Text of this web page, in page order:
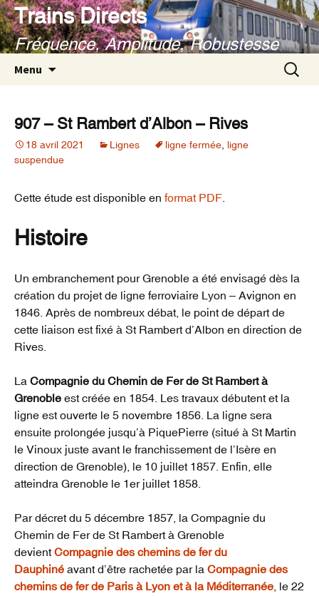
Aller
au
contenu
Trains Directs
Fréquence, Amplitude, Robustesse
Menu
907 – St Rambert d’Albon – Rives
18 avril 2021 Lignes ligne fermée ligne
suspendue
Cette étude est disponible en format PDF
Histoire
Un embranchement pour Grenoble a été envisagé dès la
création du projet de ligne ferroviaire Lyon – Avignon en
1846. Après de nombreux débat, le point de départ de
cette liaison est fixé à St Rambert d’Albon en direction de
Rives.
La Compagnie du Chemin de Fer de St Rambert à
Grenoble est créée en 1854. Les travaux débutent et la
ligne est ouverte le 5 novembre 1856. La ligne sera
ensuite prolongée jusqu’à PiquePierre (situé à St Martin
le Vinoux juste avant le franchissement de l’Isère en
direction de Grenoble), le 10 juillet 1857. Enfin, elle
atteindra Grenoble le 1er juillet 1858.
Par décret du 5 décembre 1857, la Compagnie du
Chemin de Fer de St Rambert à Grenoble
devientCompagnie des chemins de fer du
Dauphiné avant d’être rachetée par la Compagnie des
chemins de fer de Paris à Lyon et à la Méditerranée , le 22